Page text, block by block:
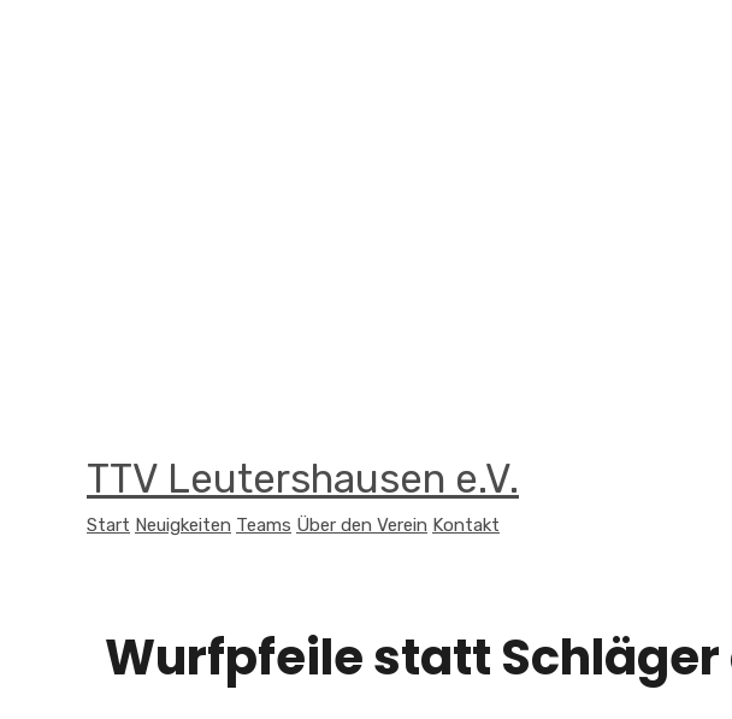
TTV Leutershausen e.V.
Start Neuigkeiten Teams Über den Verein Kontakt
Wurfpfeile statt